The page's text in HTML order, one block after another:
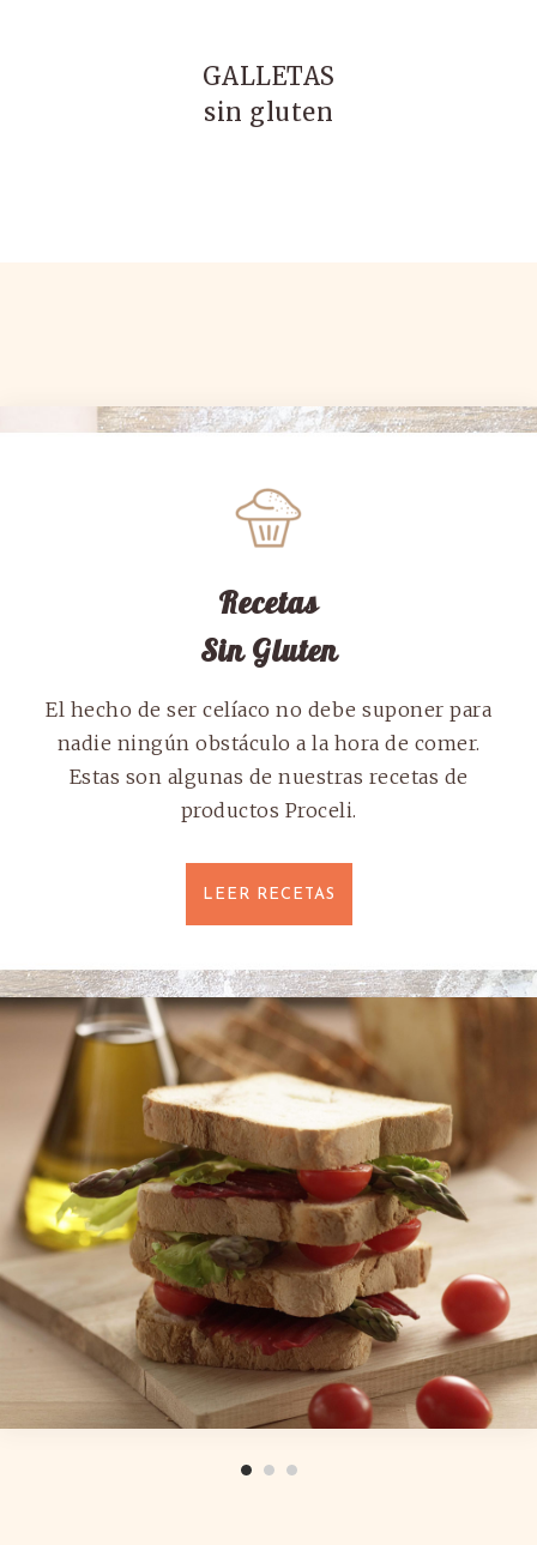
GALLETAS
sin gluten
Recetas
Sin Gluten
El hecho de ser celíaco no debe suponer para
nadie ningún obstáculo a la hora de comer.
Estas son algunas de nuestras recetas de
productos Proceli.
LEER RECETAS